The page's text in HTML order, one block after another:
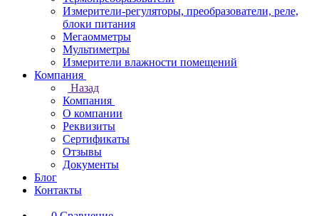
Измерители-регуляторы, преобразователи, реле,
блоки питания
Мегаомметры
Мультиметры
Измерители влажности помещений
Компания
Назад
Компания
О компании
Реквизиты
Сертификаты
Отзывы
Документы
Блог
Контакты